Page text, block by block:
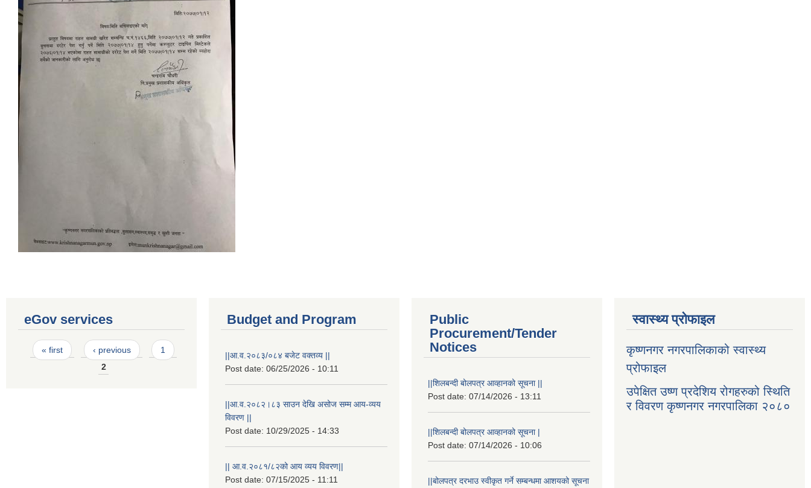
eGov services
Pages
« first ‹ previous
1
2
Budget and Program
||आ.व.२०८३/०८४ बजेट वक्तव्य ||
Post date: 06/25/2026 - 10:11
||आ.व.२०८२।८३ साउन देखि असोज सम्म आय-व्यय
विवरण ||
Post date: 10/29/2025 - 14:33
|| आ.व.२०८१/८२को आय व्यय विवरण||
Post date: 07/15/2025 - 11:11
Public
Procurement/Tender
Notices
||शिलबन्दी बोलपत्र आव्हानको सूचना ||
Post date: 07/14/2026 - 13:11
||शिलबन्दी बोलपत्र आव्हानको सूचना |
Post date: 07/14/2026 - 10:06
||बोलपत्र दरभाउ स्वीकृत गर्ने सम्बन्धमा आशयको सूचना
स्वास्थ्य प्रोफाइल
कृष्णनगर नगरपालिकाको स्वास्थ्य
प्रोफाइल
उपेक्षित उष्ण प्रदेशिय रोगहरुको स्थिति
र विवरण कृष्णनगर नगरपालिका २०८०